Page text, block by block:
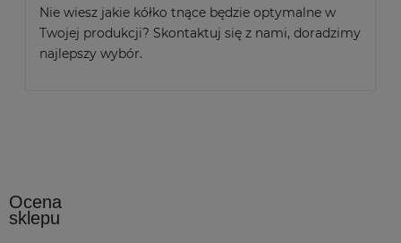
Nie wiesz jakie kółko tnące będzie optymalne w
Twojej produkcji? Skontaktuj się z nami, doradzimy
najlepszy wybór.
Ocena
sklepu